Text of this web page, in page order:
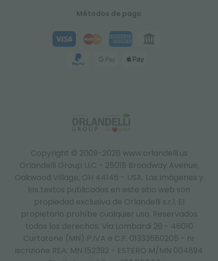
Copyright © 2009-2026 www.orlandelli.us
Orlandelli Group LLC - 25018 Broadway Avenue,
Oakwood Village, OH 44146 - USA. Las imágenes y
los textos publicados en este sitio web son
propiedad exclusiva de Orlandelli s.r.l. El
propietario prohíbe cualquier uso. Reservados
todos los derechos. Via Lombardi 26 - 46010
Curtatone (MN) P.IVA e C.F. 01333580205 - nr
iscrizione REA: MN 152392 - ESTERO M/MN 004894
Métodos de pago